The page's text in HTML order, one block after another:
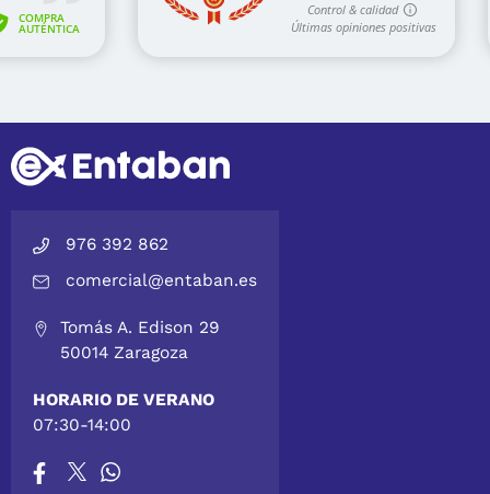
976 392 862
comercial@entaban.es
Tomás A. Edison 29
50014 Zaragoza
HORARIO DE VERANO
07:30-14:00